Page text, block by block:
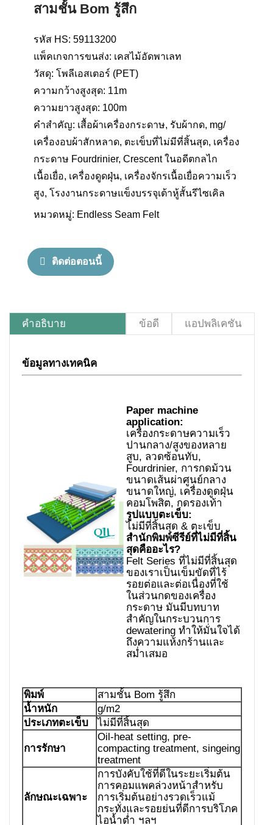
สามชั้น Bom รู้สึก
รหัส HS: 59113200
แพ็คเกจการขนส่ง: เคสไม้อัดพาเลท
วัสดุ: โพลีเอสเตอร์ (PET)
ความกว้างสูงสุด: 11m
ความยาวสูงสุด: 100m
คำสำคัญ: เสื้อผ้าเครื่องกระดาษ, รับผ้ากด, mg/
เครื่องอบผ้าสักหลาด, ตะเข็บที่ไม่มีที่สิ้นสุด, เครื่อง
กระดาษ Fourdrinier, Crescent ในอดีตกลไก
เนื้อเยื่อ, เครื่องดูดฝุ่น, เครื่องจักรเนื้อเยื่อความเร็ว
สูง, โรงงานกระดาษแข็งบรรจุเต้าหู้สั้นรีไซเคิล
หมวดหมู่: Endless Seam Felt
ติดต่อตอนนี้
คำอธิบาย ข้อดี แอปพลิเคชัน
ข้อมูลทางเทคนิค
Paper machine
application:
เครื่องกระดาษความเร็ว
ปานกลาง/สูงของหลาย
สูบ, ลวดซ้อนทับ,
Fourdrinier, การกดม้วน
ขนาดเส้นผ่าศูนย์กลาง
ขนาดใหญ่, เครื่องดูดฝุ่น
คอมโพสิต, กดรองเท้า
รูปแบบตะเข็บ:
ไม่มีที่สิ้นสุด & ตะเข็บ
สำนักพิมพ์ซีรีย์ที่ไม่มีที่สิ้น
สุดคืออะไร?
Felt Series ที่ไม่มีที่สิ้นสุด
ของเราเป็นเข็มขัดที่ไร้
รอยต่อและต่อเนื่องที่ใช้
ในส่วนกดของเครื่อง
กระดาษ มันมีบทบาท
สำคัญในกระบวนการ
dewatering ทำให้มั่นใจได้
ถึงความแห้งกร้านและ
สม่ำเสมอ
พิมพ์
สามชั้น Bom รู้สึก
น้ำหนัก
g/m2
ประเภทตะเข็บ
ไม่มีที่สิ้นสุด
การรักษา
Oil-heat setting, pre-
compacting treatment, singeing
treatment
ลักษณะเฉพาะ
การบังคับใช้ที่ดีในระยะเริ่มต้น
การคอมแพคล่วงหน้าสำหรับ
การเริ่มต้นอย่างรวดเร็วแม้
กระทั่งและรอยย่นที่ดีการบริโภค
ไอน้ำต่ำ ฯลฯ